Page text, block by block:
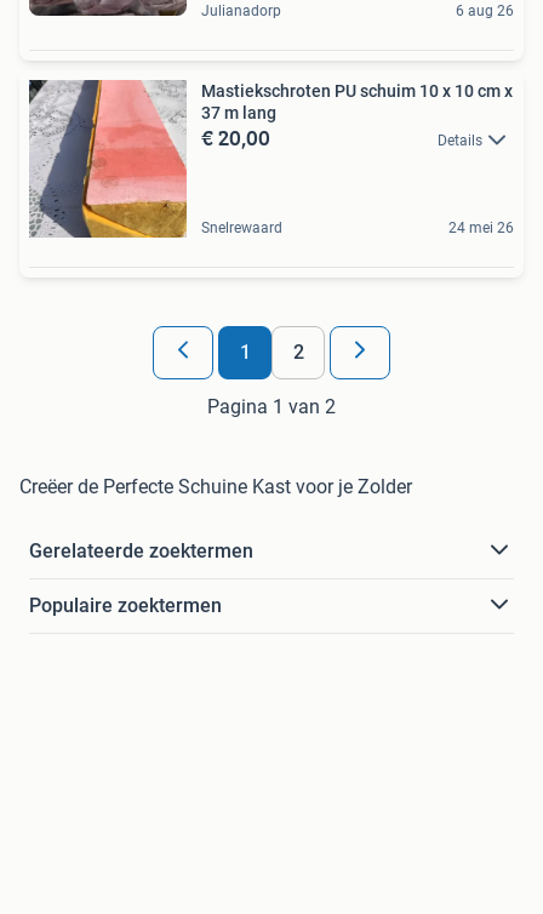
Julianadorp 6 aug 26
Mastiekschroten PU schuim 10 x 10 cm x
37 m lang
€ 20,00 Details
Snelrewaard 24 mei 26
1 2
Pagina 1 van 2
Creëer de Perfecte Schuine Kast voor je Zolder
Gerelateerde zoektermen
Populaire zoektermen